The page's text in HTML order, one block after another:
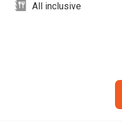
All inclusive